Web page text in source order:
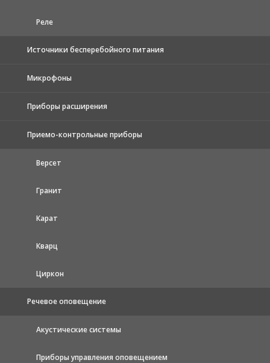
Реле
Источники бесперебойного питания
Микрофоны
Приборы расширения
Приемо-контрольные приборы
Версет
Гранит
Карат
Кварц
Циркон
Речевое оповещение
Акустические системы
Приборы управления оповещением